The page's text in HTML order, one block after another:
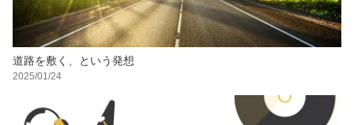
道路を敷く、という発想
2025/01/24